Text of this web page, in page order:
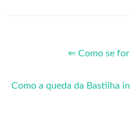
⇐ Como se
Como a queda da Bastilha